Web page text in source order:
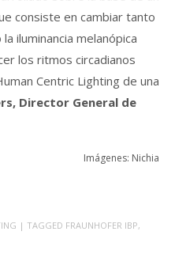
consiste en cambiar tanto
iluminancia melanópica
los ritmos circadianos
Centric Lighting de una
Director General de
Imágenes: Nichia
| TAGGED FRAUNHOFER IBP,